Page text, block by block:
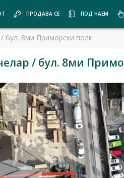
ПРОДАВА СЕ ПОД НАЕМ
бул. 8ми Приморски полк
/ бул. 8ми